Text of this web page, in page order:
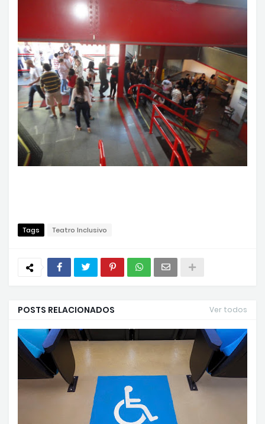
Tags Teatro Inclusivo
POSTS RELACIONADOS Ver todos